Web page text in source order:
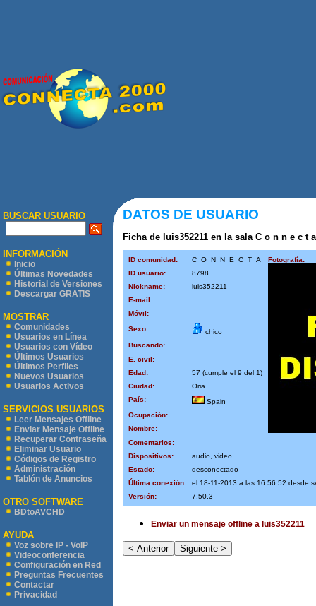
BUSCAR USUARIO
INFORMACIÓN
Inicio
Últimas Novedades
Historial de Versiones
Descargar GRATIS
MOSTRAR
Comunidades
Usuarios en Línea
Usuarios con Vídeo
Últimos Usuarios
Últimos Perfiles
Nuevos Usuarios
Usuarios Activos
SERVICIOS USUARIOS
Leer Mensajes Offline
Enviar Mensaje Offline
Recuperar Contraseña
Eliminar Usuario
Códigos de Registro
Administración
Tablón de Anuncios
OTRO SOFTWARE
BDtoAVCHD
AYUDA
Voz sobre IP - VoIP
Videoconferencia
Configuración en Red
Preguntas Frecuentes
Contactar
Privacidad
DATOS DE USUARIO
Ficha de luis352211 en la sala C o n n e c t
ID comunidad: C_O_N_N_E_C_T_A
Fotografía:
ID usuario:
8798
Nickname:
luis352211
E-mail:
Móvil:
Sexo:
chico
Buscando:
E. civil:
Edad:
57 (cumple el 9 del 1)
Ciudad:
Oria
País:
Spain
Ocupación:
Nombre:
Comentarios:
Dispositivos:
audio, video
Estado:
desconectado
Última conexión:
el 18-11-2013 a las 16:56:52 desde
Versión:
7.50.3
Enviar un mensaje offline a luis352211